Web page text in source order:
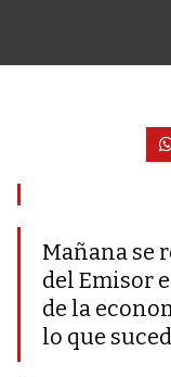
Mañana se
del Emisor
de la
lo que